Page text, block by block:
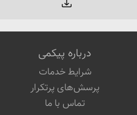
درباره پیکمی
شرایط خدمات
پرسش‌های پرتکرار
تماس با ما